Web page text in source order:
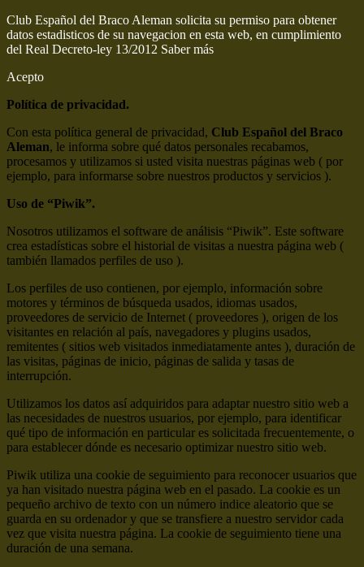
Club Español del Braco Aleman solicita su permiso para obtener
datos estadisticos de su navegacion en esta web, en cumplimiento
del Real Decreto-ley 13/2012 Saber más
Acepto
Política de privacidad.
Con esta política general de privacidad, Club Español del Braco
Aleman, le informa sobre qué datos personales recabamos,
procesamos y utilizamos si usted visita nuestras páginas web ( por
ejemplo, para informarse sobre nuestros productos y servicios ).
Uso de “Piwik”.
Nosotros utilizamos el software de análisis “Piwik”. Este software
crea estadísticas sobre el historial de visitas a nuestra página web (
también llamados perfiles de uso ).
Los perfiles de uso contienen, por ejemplo, información sobre
motores y términos de búsqueda usados, idiomas usados,
proveedores de servicio de Internet ( proveedores ), origen de los
visitantes en relación al país, navegadores y plugins usados,
remitentes ( sitios web visitados inmediatamente antes ), duración de
las visitas, páginas de inicio, páginas de salida y tasas de
interrupción.
Utilizamos los datos así adquiridos para adaptar nuestro sitio web a
las necesidades de nuestros usuarios, por ejemplo, para identificar
qué tipo de información en particular es solicitada frecuentemente, o
para establecer dónde es necesario optimizar nuestro sitio web.
Piwik utiliza una cookie de seguimiento para reconocer usuarios que
ya han visitado nuestra página web en el pasado. La cookie es un
pequeño archivo de texto con un número indice aleatorio que se
guarda en su ordenador y que se transfiere a nuestro servidor cada
vez que visita nuestra página. La cookie de seguimiento tiene una
duración de una semana.